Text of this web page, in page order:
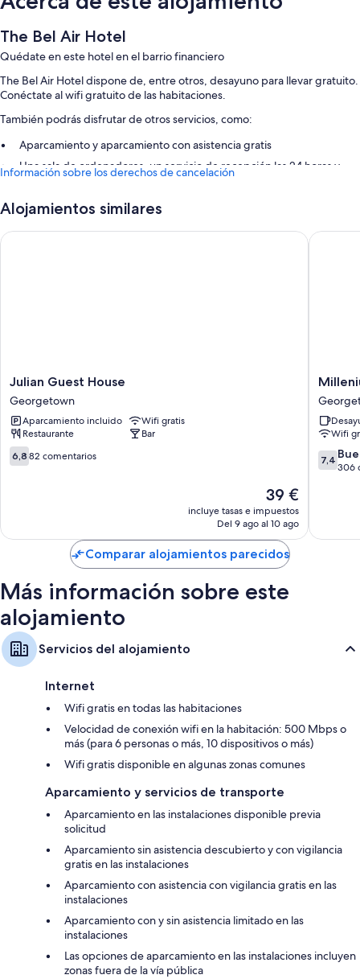
The Bel Air Hotel
Quédate en este hotel en el barrio financiero
The Bel Air Hotel dispone de, entre otros, desayuno para llevar gratuito.
Conéctate al wifi gratuito de las habitaciones.
También podrás disfrutar de otros servicios, como:
Aparcamiento y aparcamiento con asistencia gratis
Una sala de ordenadores, un servicio de recepción las 24 horas y
consigna de equipaje
Características de la habitación
Todas las habitaciones en The Bel Air Hotel brindan características que
Información sobre los derechos de cancelación
Alojamientos similares
Julian
Guest
House
Georgetown
Julian Guest House
Georgetown
Aparcamiento incluido
Wifi gratis
Restaurante
Bar
6.8
sobre
6,8 82 comentarios
El
precio
actual
de
39 €
39 €
incluye tasas e impuestos
Del 9 ago al 10 ago
Julian Guest House
Manor
Hotel
Wifi
7.4
sobre
7,4
306
Comparar alojamientos parecidos
Más información sobre este
alojamiento
Servicios del alojamiento
Internet
Wifi gratis en todas las habitaciones
Velocidad de conexión wifi en la habitación: 500 Mbps o
más (para 6 personas o más, 10 dispositivos o más)
Wifi gratis disponible en algunas zonas comunes
Aparcamiento y servicios de transporte
Aparcamiento en las instalaciones disponible previa
solicitud
Aparcamiento sin asistencia descubierto y con vigilancia
gratis en las instalaciones
Aparcamiento con asistencia con vigilancia gratis en las
instalaciones
Aparcamiento con y sin asistencia limitado en las
instalaciones
Las opciones de aparcamiento en las instalaciones incluyen
zonas fuera de la vía pública